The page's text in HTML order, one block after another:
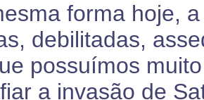
forma hoje,
debilitadas,
possuímos
a invasão de